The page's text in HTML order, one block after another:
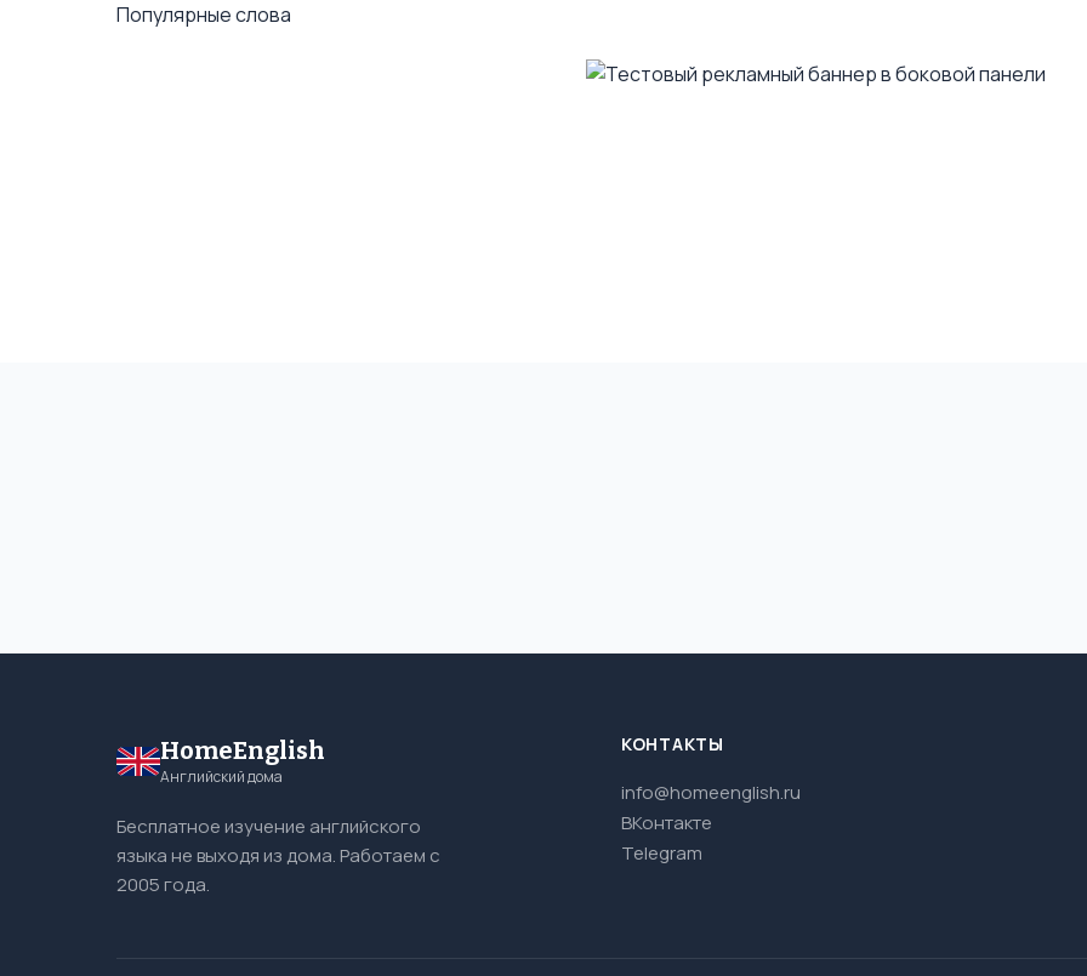
Популярные слова
HomeEnglish
Английский дома
Бесплатное изучение английского
языка не выходя из дома. Работаем с
2005 года.
КОНТАКТЫ
info@homeenglish.ru
ВКонтакте
Telegram